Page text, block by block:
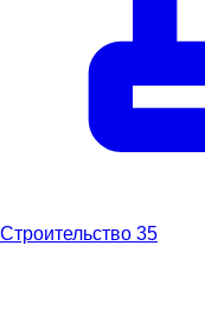
Строительство 35